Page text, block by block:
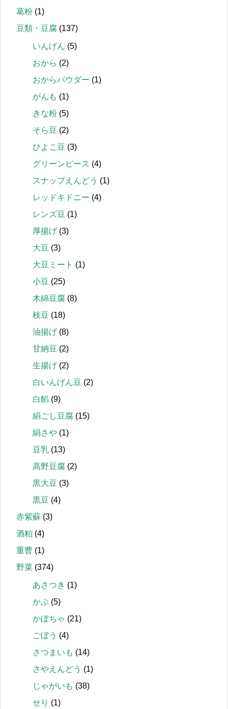
葛粉 (1)
豆類・豆腐 (137)
いんげん (5)
おから (2)
おからパウダー (1)
がんも (1)
きな粉 (5)
そら豆 (2)
ひよこ豆 (3)
グリーンピース (4)
スナップえんどう (1)
レッドキドニー (4)
レンズ豆 (1)
厚揚げ (3)
大豆 (3)
大豆ミート (1)
小豆 (25)
木綿豆腐 (8)
枝豆 (18)
油揚げ (8)
甘納豆 (2)
生揚げ (2)
白いんげん豆 (2)
白餡 (9)
絹ごし豆腐 (15)
絹さや (1)
豆乳 (13)
高野豆腐 (2)
黒大豆 (3)
黒豆 (4)
赤紫蘇 (3)
酒粕 (4)
重曹 (1)
野菜 (374)
あさつき (1)
かぶ (5)
かぼちゃ (21)
ごぼう (4)
さつまいも (14)
さやえんどう (1)
じゃがいも (38)
せり (1)